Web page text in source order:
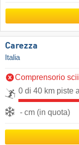
Carezza
Italia
Comprensorio
0 di 40 km piste
- cm (in quota)